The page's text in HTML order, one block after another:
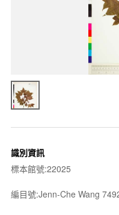
識別資訊
標本館號:22025
編目號:Jenn-Che Wang